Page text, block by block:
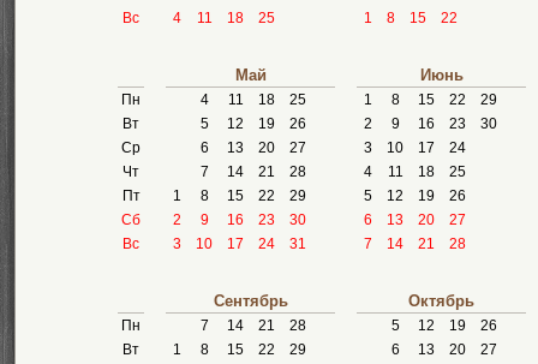
Вс
4
11 18 25
1
8 15 22
Пн
Вт
Ср
Чт
Пт
Сб
Вс
Май
4 11 18
25
5
12 19
26
6
13 20
27
7
14 21
28
1
8 15 22
29
2
9 16 23
30
3
10 17 24 31
Июнь
1 8 15 22
29
2
9 16 23
30
3
10 17
24
4
11 18
25
5
12 19
26
6
13 20
27
7
14 21 28
Пн
Вт
Сентябрь
7 14 21
28
1
8 15 22
29
Октябрь
5 12 19
26
6
13 20
27